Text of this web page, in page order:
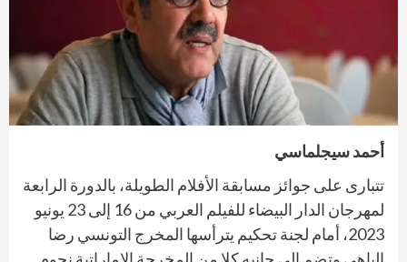
أحمد سيجلماسي
تتبارى على جوائز مسابقة الأفلام الطويلة، بالدورة الرابعة
لمهرجان الدار البيضاء للفيلم العربي من 16 إلى 23 يونيو
2023، أمام لجنة تحكيم يترأسها المخرج التونسي رضا